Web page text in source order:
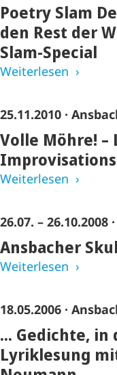
Poetry Slam
den Rest der
Slam-Special
Weiterlesen
25.11.2010 ·
Volle Möhre! –
Weiterlesen
26.07. – 26.10.2008
Ansbacher
Weiterlesen
18.05.2006 ·
... Gedichte,
Lyriklesung